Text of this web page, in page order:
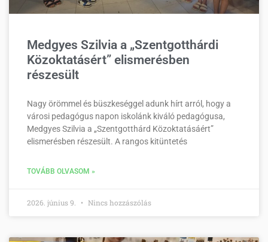
Medgyes Szilvia a „Szentgotthárdi
Közoktatásért” elismerésben
részesült
Nagy örömmel és büszkeséggel adunk hírt arról, hogy a
városi pedagógus napon iskolánk kiváló pedagógusa,
Medgyes Szilvia a „Szentgotthárd Közoktatásáért”
elismerésben részesült. A rangos kitüntetés
TOVÁBB OLVASOM »
2026. június 9. Nincs hozzászólás